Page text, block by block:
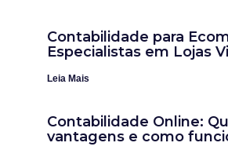
Contabilidade para
Especialistas em Lojas
Leia Mais
Contabilidade Online:
vantagens e como